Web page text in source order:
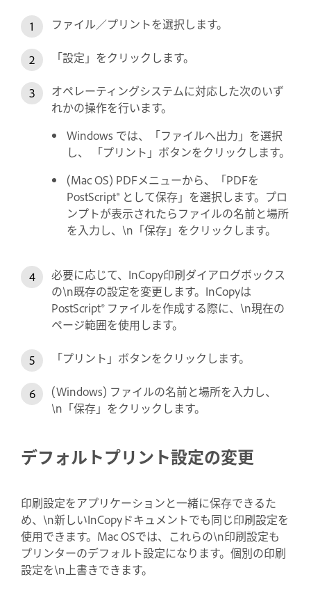
ファイル／プリントを選択します。
「設定」をクリックします。
オペレーティングシステムに対応した次のいず
れかの操作を行います。
Windows では、「ファイルへ出力」を選択
し、 「プリント」ボタンをクリックします。
(Mac OS) PDFメニューから、「PDFを
PostScript® として保存」を選択します。プロ
ンプトが表示されたらファイルの名前と場所
を入力し、\n「保存」をクリックします。
必要に応じて、InCopy印刷ダイアログボックス
の\n既存の設定を変更します。InCopyは
PostScript® ファイルを作成する際に、\n現在の
ページ範囲を使用します。
「プリント」ボタンをクリックします。
(Windows) ファイルの名前と場所を入力し、
\n「保存」をクリックします。
デフォルトプリント設定の変更
印刷設定をアプリケーションと一緒に保存できるた
め、\n新しいInCopyドキュメントでも同じ印刷設定を
使用できます。Mac OSでは、これらの\n印刷設定も
プリンターのデフォルト設定になります。個別の印刷
設定を\n上書きできます。